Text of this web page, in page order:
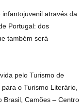
através da
Portugal: dos
também será
pelo Turismo de
o Turismo Literário,
Brasil, Camões – Centro